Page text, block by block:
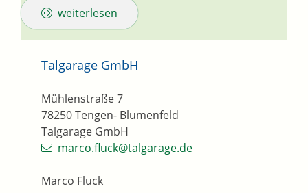
weiterlesen
Talgarage GmbH
Talgarage GmbH
Mühlenstraße 7
78250Tengen- Blumenfeld
marco.fluck@talgarage.de
Marco Fluck